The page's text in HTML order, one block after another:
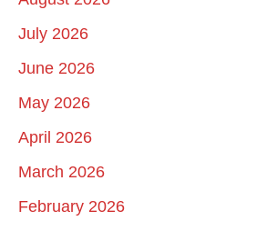
July 2026
June 2026
May 2026
April 2026
March 2026
February 2026